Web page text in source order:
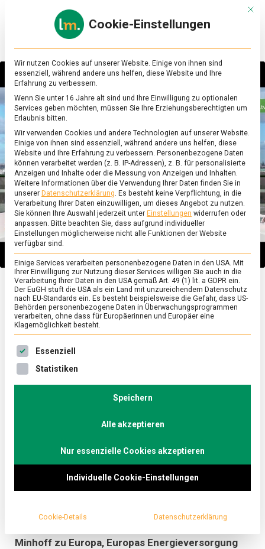
Online-
Magazin
zu
&
Ernährung
Sie sehen gerade einen Platzhalterinhalt von
. Um auf den eigentlichen Inhalt
unten. Bitte beachten Sie, dass dabei Daten an
Drittanbieter weitergegeben werden.
Mehr Informationen
Inhalt entsperren
Erforderlichen Service akzeptieren und
Inhalte entsperren
POLITIK/ TV
„Berliner Rezepte“ mit
Bernd Westphal (SPD):
„Wir brauchen mehr
soziale Balance in
Europa“
(SPD):
brauchen
mehr
Bernd Westphal, wirtschafts- und
Minhoff zu Europa, Europas Energieversorgung
Mit
Cookie-Einstellungen
Wir nutzen Cookies auf unserer Website. Einige von ihnen sind
essenziell, während andere uns helfen, diese Website und Ihre
Erfahrung zu verbessern.
Wenn Sie unter 16 Jahre alt sind und Ihre Einwilligung zu optionalen
Services geben möchten, müssen Sie Ihre Erziehungsberechtigten um
Erlaubnis bitten.
Wir verwenden Cookies und andere Technologien auf unserer Website.
Einige von ihnen sind essenziell, während andere uns helfen, diese
Website und Ihre Erfahrung zu verbessern. Personenbezogene Daten
können verarbeitet werden (z. B. IP-Adressen), z. B. für personalisierte
Anzeigen und Inhalte oder die Messung von Anzeigen und Inhalten.
Weitere Informationen über die Verwendung Ihrer Daten finden Sie in
unserer Datenschutzerklärung. Es besteht keine Verpflichtung, in die
Verarbeitung Ihrer Daten einzuwilligen, um dieses Angebot zu nutzen.
Sie können Ihre Auswahl jederzeit unter Einstellungen widerrufen oder
anpassen. Bitte beachten Sie, dass aufgrund individueller
Einstellungen möglicherweise nicht alle Funktionen der Website
verfügbar sind.
Einige Services verarbeiten personenbezogene Daten in den USA. Mit
Ihrer Einwilligung zur Nutzung dieser Services willigen Sie auch in die
Verarbeitung Ihrer Daten in den USA gemäß Art. 49 (1) lit. a GDPR ein.
Der EuGH stuft die USA als ein Land mit unzureichendem Datenschutz
nach EU-Standards ein. Es besteht beispielsweise die Gefahr, dass US-
Behörden personenbezogene Daten in Überwachungsprogrammen
verarbeiten, ohne dass für Europäerinnen und Europäer eine
Klagemöglichkeit besteht.
Es folgt eine Liste der Service-Gruppen, für die eine
Essenziell
Statistiken
Speichern
Alle akzeptieren
Nur essenzielle Cookies akzeptieren
Individuelle Cookie-Einstellungen
Cookie-Details Datenschutzerklärung